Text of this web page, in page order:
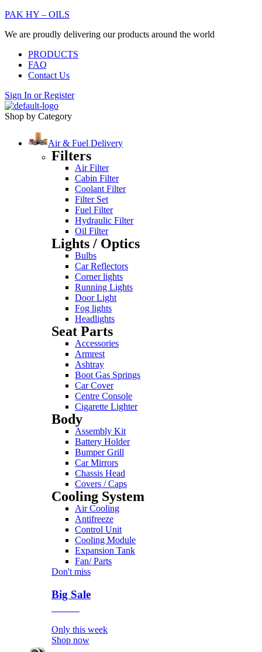
PAK HY – OILS
We are proudly delivering our products around the world
PRODUCTS
FAQ
Contact Us
Sign In orRegister
Shop by Category
Air & Fuel Delivery
Filters
Air Filter
Cabin Filter
Coolant Filter
Filter Set
Fuel Filter
Hydraulic Filter
Oil Filter
Lights / Optics
Bulbs
Car Reflectors
Corner lights
Running Lights
Door Light
Fog lights
Headlights
Seat Parts
Accessories
Armrest
Ashtray
Boot Gas Springs
Car Cover
Centre Console
Cigarette Lighter
Body
Assembly Kit
Battery Holder
Bumper Grill
Car Mirrors
Chassis Head
Covers / Caps
Cooling System
Air Cooling
Antifreeze
Control Unit
Cooling Module
Expansion Tank
Fan/ Parts
Don't miss
Big Sale
Only this week
Shop now